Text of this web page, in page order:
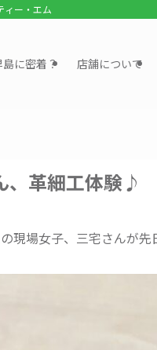
ィー・エム
島に密着？ 店舗について
、革細工体験♪
現場女子、三宅さんが